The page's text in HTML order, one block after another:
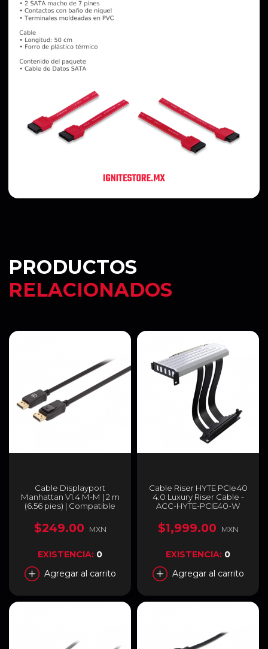
PRODUCTOS
RELACIONADOS
Cable Displayport
Manhattan V1.4 M-M | 2 m
(6.56 pies) | Compatible
Negro | 353618
$249.00 MXN
EXISTENCIA: 0
Agregar al carrito
Cable Riser HYTE PCIe40
4.0 Luxury Riser Cable -
ACC-HYTE-PCIE40-W
$1,999.00 MXN
EXISTENCIA: 0
Agregar al carrito